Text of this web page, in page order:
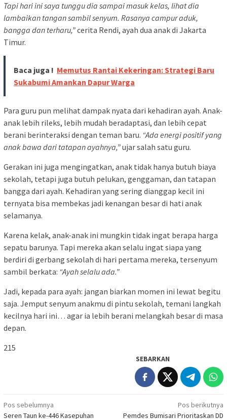
Tapi hari ini saya tunggu dia sampai masuk kelas, lihat dia
lambaikan tangan sambil senyum. Rasanya campur aduk,
bangga dan terharu,”cerita Rendi, ayah dua anak di Jakarta
Timur.
Baca juga ! Memutus Rantai Kekeringan: Strategi Baru
Sukabumi Amankan Dapur Warga
Para guru pun melihat dampak nyata dari kehadiran ayah. Anak-
anak lebih rileks, lebih mudah beradaptasi, dan lebih cepat
berani berinteraksi dengan teman baru. “Ada energi positif yang
anak bawa dari tatapan ayahnya,”ujar salah satu guru.
Gerakan ini juga mengingatkan, anak tidak hanya butuh biaya
sekolah, tetapi juga butuh pelukan, genggaman, dan tatapan
bangga dari ayah. Kehadiran yang sering dianggap kecil ini
ternyata bisa membekas jadi kenangan besar di hati anak
selamanya.
Karena kelak, anak-anak ini mungkin tidak ingat berapa harga
sepatu barunya. Tapi mereka akan selalu ingat siapa yang
berdiri di gerbang sekolah di hari pertama mereka, tersenyum
sambil berkata: “Ayah selalu ada.”
Jadi, kepada para ayah: jangan biarkan momen ini lewat begitu
saja. Jemput senyum anakmu di pintu sekolah, temani langkah
kecilnya hari ini… agar ia lebih berani melangkah besar di masa
depan.
215
SEBARKAN
Navigasi
Pos sebelumnya
Seren Taun ke-446 Kasepuhan
Pos berikutnya
Pemdes Bumisari Prioritaskan DD